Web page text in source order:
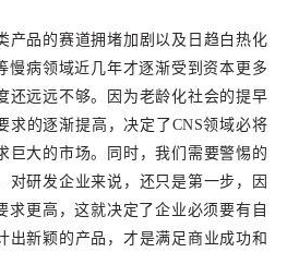
产品的赛道拥堵加剧以及日趋白热化
慢病领域近几年才逐渐受到资本更多
还远远不够。因为老龄化社会的提早
求的逐渐提高，决定了CNS领域必将
巨大的市场。同时，我们需要警惕的
对研发企业来说，还只是第一步，因
求更高，这就决定了企业必须要有自
出新颖的产品，才是满足商业成功和